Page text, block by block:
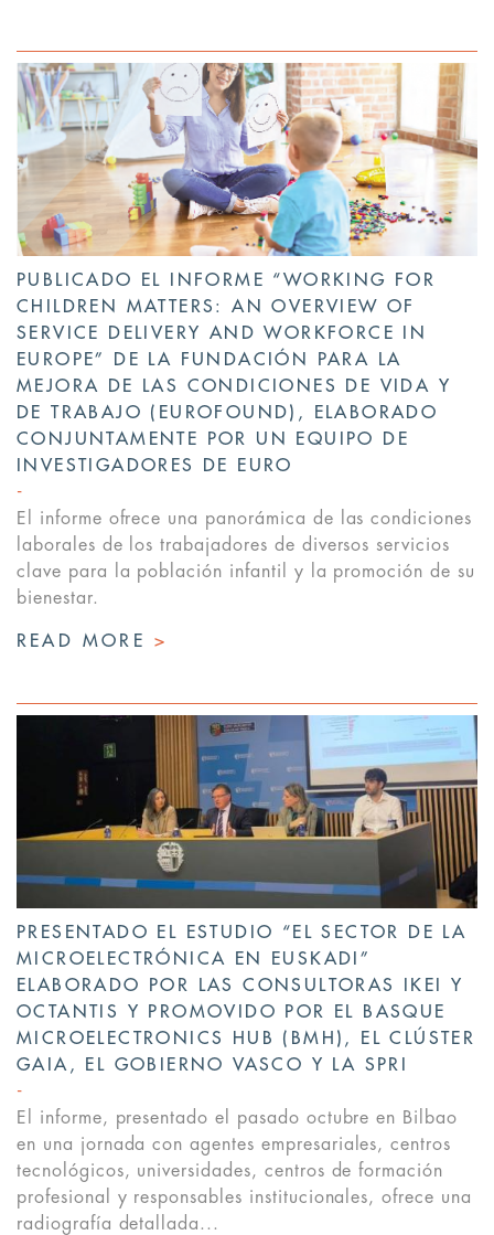
PUBLICADO EL INFORME “WORKING FOR
CHILDREN MATTERS: AN OVERVIEW OF
SERVICE DELIVERY AND WORKFORCE IN
EUROPE” DE LA FUNDACIÓN PARA LA
MEJORA DE LAS CONDICIONES DE VIDA Y
DE TRABAJO (EUROFOUND), ELABORADO
CONJUNTAMENTE POR UN EQUIPO DE
INVESTIGADORES DE EURO
El informe ofrece una panorámica de las condiciones
laborales de los trabajadores de diversos servicios
clave para la población infantil y la promoción de su
bienestar.
READ MORE >
PRESENTADO EL ESTUDIO “EL SECTOR DE LA
MICROELECTRÓNICA EN EUSKADI”
ELABORADO POR LAS CONSULTORAS IKEI Y
OCTANTIS Y PROMOVIDO POR EL BASQUE
MICROELECTRONICS HUB (BMH), EL CLÚSTER
GAIA, EL GOBIERNO VASCO Y LA SPRI
El informe, presentado el pasado octubre en Bilbao
en una jornada con agentes empresariales, centros
tecnológicos, universidades, centros de formación
profesional y responsables institucionales, ofrece una
radiografía detallada...